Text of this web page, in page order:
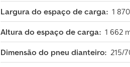
Largura do espaço de carga: 1
Altura do espaço de carga: 1 662
Dimensão do pneu dianteiro: 215/